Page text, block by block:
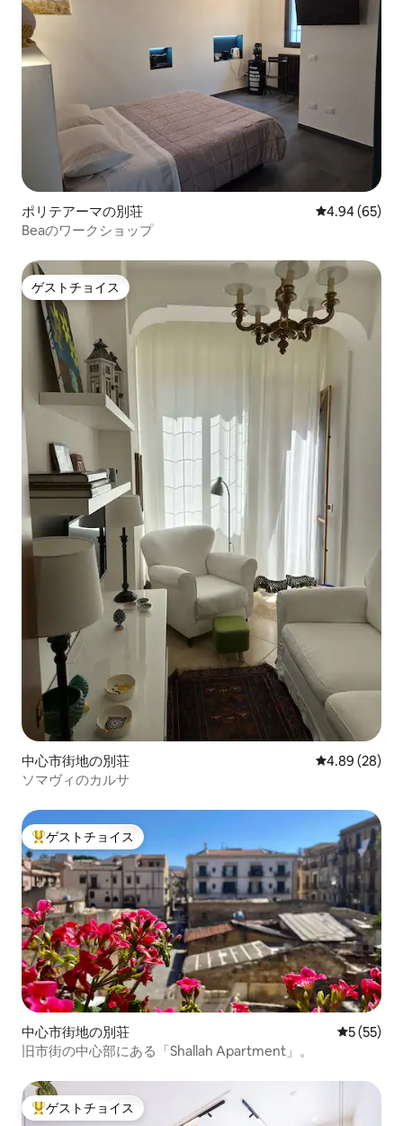
ポリテアーマの別荘 レビュー65
4.94 (65)
Beaのワークショップ
ゲストチョイス
ゲストチョイス
中心市街地の別荘 レビュー28
4.89 (28)
ソマヴィのカルサ
大好評のゲストチョイスです。
ゲストチョイス
中心市街地の別荘 レビュー
5 (55)
旧市街の中心部にある「Shallah Apartment」。
大好評のゲストチョイスです。
ゲストチョイス